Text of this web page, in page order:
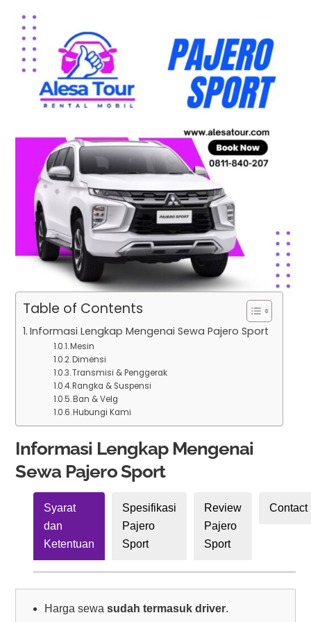
Table of Contents
Informasi Lengkap Mengenai Sewa Pajero Sport
Mesin
Dimensi
Transmisi & Penggerak
Rangka & Suspensi
Ban & Velg
Hubungi Kami
Informasi Lengkap Mengenai
Sewa Pajero Sport
Syarat
dan
Ketentuan
Spesifikasi
Pajero
Sport
Review
Pajero
Sport
Contact
Harga sewa sudah termasuk driver.